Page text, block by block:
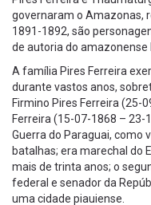
governaram o Amazonas,
1891-1892, são
de autoria do amazonense
A família Pires Ferreira
durante vastos anos,
Firmino Pires Ferreira (25-
Ferreira (15-07-1868 – 23-
Guerra do Paraguai, como
batalhas; era marechal do
mais de trinta anos; o
federal e senador da
uma cidade piauiense.